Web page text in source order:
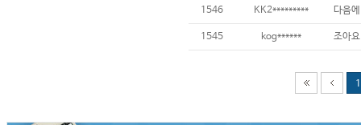
1546 KK2*********
1545 kog****** 조아
1